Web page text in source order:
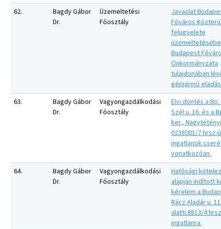
62.
Bagdy Gábor
Dr.
Üzemeltetési
Főosztály
Javaslat
Főváros
felügyelete
Budapest
Önkormányzata
tulajdonában
gépjármű
63.
Bagdy Gábor
Dr.
Vagyongazdálkodási
Főosztály
Elvi döntés a Bp.
Szél u. 16. és a
ker.,
0238001/7 hrsz-ú
ingatlanok
vonatkozóan.
64.
Bagdy Gábor
Dr.
Vagyongazdálkodási
Főosztály
Hatósági
alapján indított
kérelem a
Rácz Aladár u.
alatti 8813/4
ingatlanra.